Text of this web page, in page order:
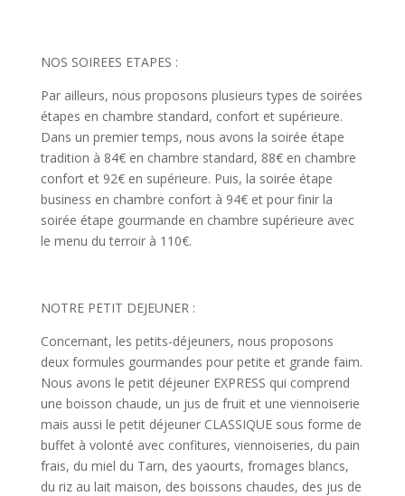
NOS SOIREES ETAPES :
Par ailleurs, nous proposons plusieurs types de soirées
étapes en chambre standard, confort et supérieure.
Dans un premier temps, nous avons la soirée étape
tradition à 84€ en chambre standard, 88€ en chambre
confort et 92€ en supérieure. Puis, la soirée étape
business en chambre confort à 94€ et pour finir la
soirée étape gourmande en chambre supérieure avec
le menu du terroir à 110€.
NOTRE PETIT DEJEUNER :
Concernant, les petits-déjeuners, nous proposons
deux formules gourmandes pour petite et grande faim.
Nous avons le petit déjeuner EXPRESS qui comprend
une boisson chaude, un jus de fruit et une viennoiserie
mais aussi le petit déjeuner CLASSIQUE sous forme de
buffet à volonté avec confitures, viennoiseries, du pain
frais, du miel du Tarn, des yaourts, fromages blancs,
du riz au lait maison, des boissons chaudes, des jus de